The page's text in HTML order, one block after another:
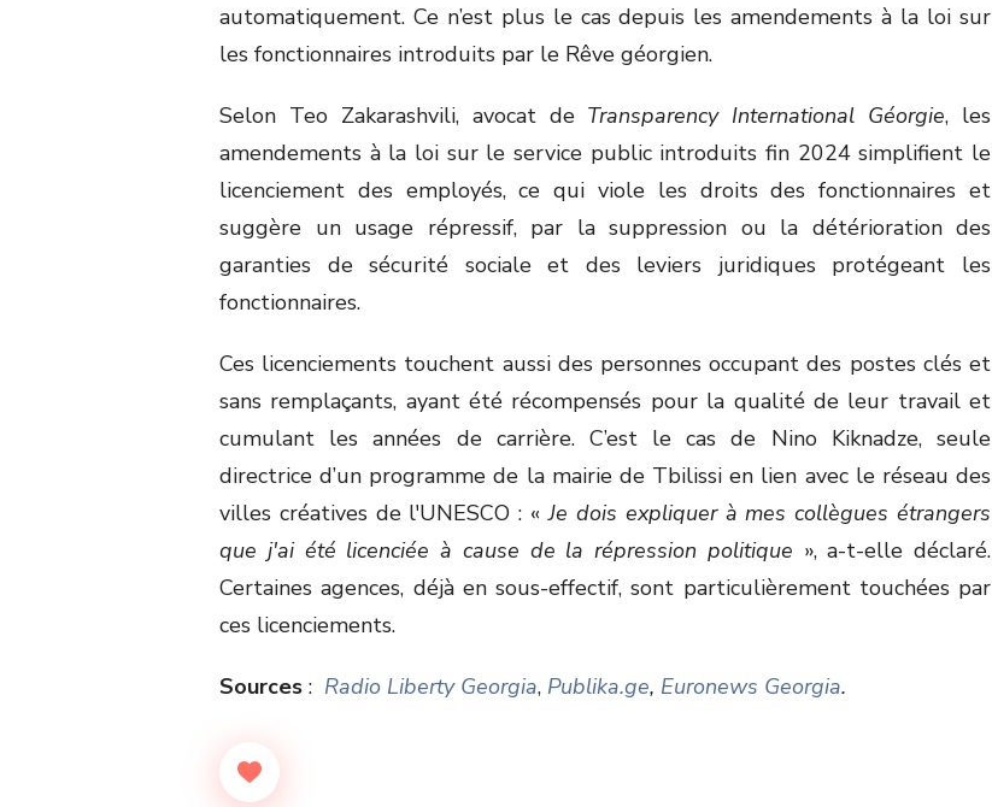
automatiquement. Ce n’est plus le cas depuis les amendements à la loi sur
les fonctionnaires introduits par le Rêve géorgien.
Selon Teo Zakarashvili, avocat de Transparency International Géorgie, les
amendements à la loi sur le service public introduits fin 2024 simplifient le
licenciement des employés, ce qui viole les droits des fonctionnaires et
suggère un usage répressif, par la suppression ou la détérioration des
garanties de sécurité sociale et des leviers juridiques protégeant les
fonctionnaires.
Ces licenciements touchent aussi des personnes occupant des postes clés et
sans remplaçants, ayant été récompensés pour la qualité de leur travail et
cumulant les années de carrière. C’est le cas de Nino Kiknadze, seule
directrice d’un programme de la mairie de Tbilissi en lien avec le réseau des
villes créatives de l'UNESCO : «Je dois expliquer à mes collègues étrangers
que j'ai été licenciée à cause de la répression politique », a-t-elle déclaré.
Certaines agences, déjà en sous-effectif, sont particulièrement touchées par
ces licenciements.
Sources : Radio Liberty Georgia, Publika.ge, Euronews Georgia.